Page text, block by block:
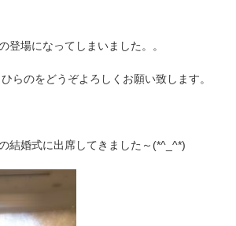
登場になってしまいました。。
らのをどうぞよろしくお願い致します。
結婚式に出席してきました～(*^_^*)